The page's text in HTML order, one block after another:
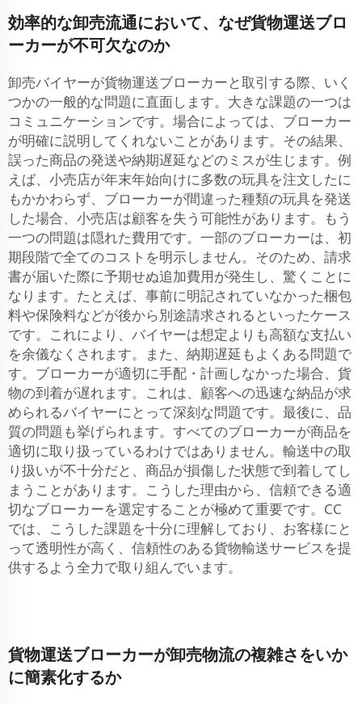
効率的な卸売流通において、なぜ貨物運送ブロ
ーカーが不可欠なのか
卸売バイヤーが貨物運送ブローカーと取引する際、いく
つかの一般的な問題に直面します。大きな課題の一つは
コミュニケーションです。場合によっては、ブローカー
が明確に説明してくれないことがあります。その結果、
誤った商品の発送や納期遅延などのミスが生じます。例
えば、小売店が年末年始向けに多数の玩具を注文したに
もかかわらず、ブローカーが間違った種類の玩具を発送
した場合、小売店は顧客を失う可能性があります。もう
一つの問題は隠れた費用です。一部のブローカーは、初
期段階で全てのコストを明示しません。そのため、請求
書が届いた際に予期せぬ追加費用が発生し、驚くことに
なります。たとえば、事前に明記されていなかった梱包
料や保険料などが後から別途請求されるといったケース
です。これにより、バイヤーは想定よりも高額な支払い
を余儀なくされます。また、納期遅延もよくある問題で
す。ブローカーが適切に手配・計画しなかった場合、貨
物の到着が遅れます。これは、顧客への迅速な納品が求
められるバイヤーにとって深刻な問題です。最後に、品
質の問題も挙げられます。すべてのブローカーが商品を
適切に取り扱っているわけではありません。輸送中の取
り扱いが不十分だと、商品が損傷した状態で到着してし
まうことがあります。こうした理由から、信頼できる適
切なブローカーを選定することが極めて重要です。CC
では、こうした課題を十分に理解しており、お客様にと
って透明性が高く、信頼性のある貨物輸送サービスを提
供するよう全力で取り組んでいます。
貨物運送ブローカーが卸売物流の複雑さをいか
に簡素化するか